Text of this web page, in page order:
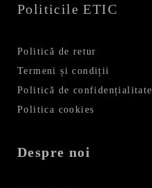
Politicile ETIC
Politică de retur
Termeni și condiții
Politică de confidențialitate
Politica cookies
Despre noi